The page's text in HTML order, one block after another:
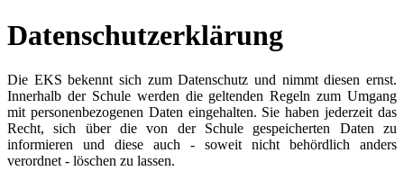
Datenschutzerklärung
Die EKS bekennt sich zum Datenschutz und nimmt diesen ernst.
Innerhalb der Schule werden die geltenden Regeln zum Umgang
mit personenbezogenen Daten eingehalten. Sie haben jederzeit das
Recht, sich über die von der Schule gespeicherten Daten zu
informieren und diese auch - soweit nicht behördlich anders
verordnet - löschen zu lassen.